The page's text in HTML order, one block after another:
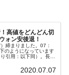
ETFの清算は
落で200兆蒸
高値をどんどん切
ォン安後退！
締まりました。07：
のようになっています
引用：以下同）。長い
2020.07.07